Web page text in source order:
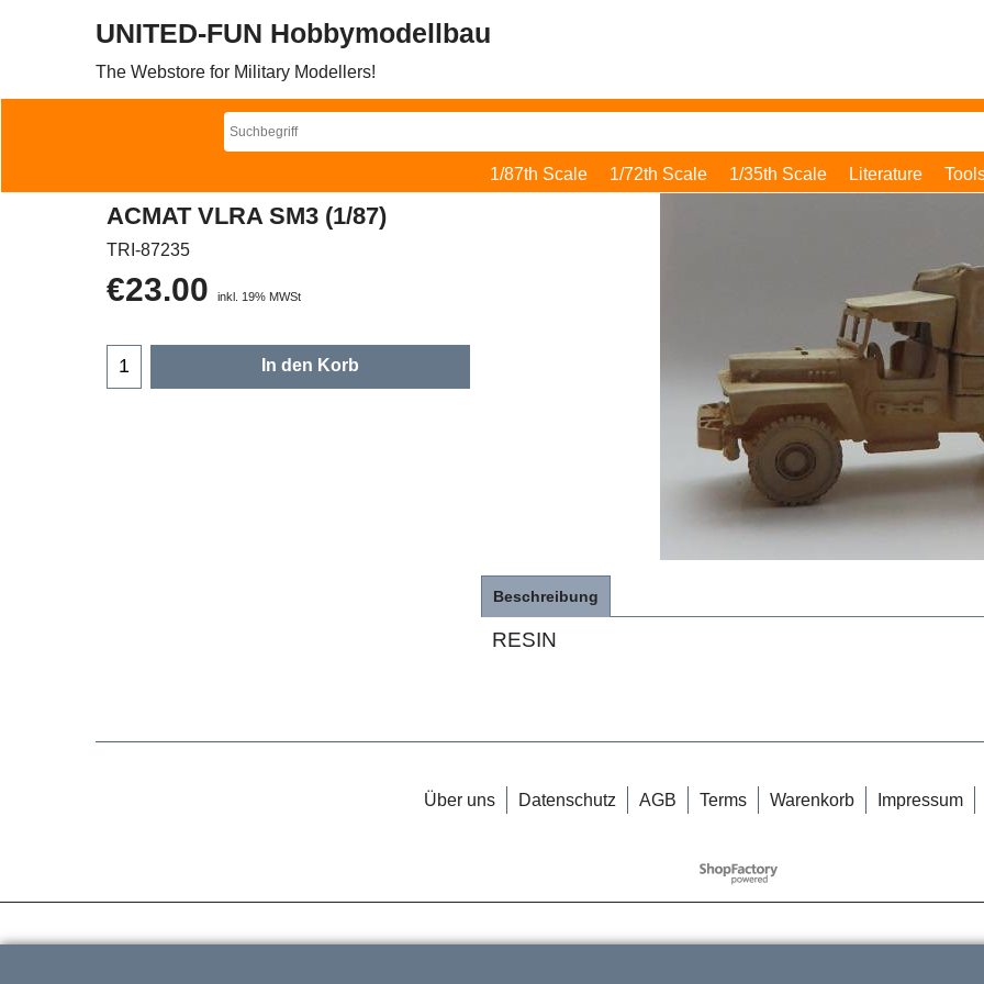
UNITED-FUN Hobbymodellbau
The Webstore for Military Modellers!
1/87th Scale 1/72th Scale 1/35th Scale Literature
ACMAT VLRA SM3 (1/87)
TRI-87235
€23.00 inkl. 19% MWSt
In den Korb
Beschreibung
RESIN
Über uns Datenschutz AGB Terms Warenkorb Impressum
WebShop erstellt mit
ShopFactory Shop